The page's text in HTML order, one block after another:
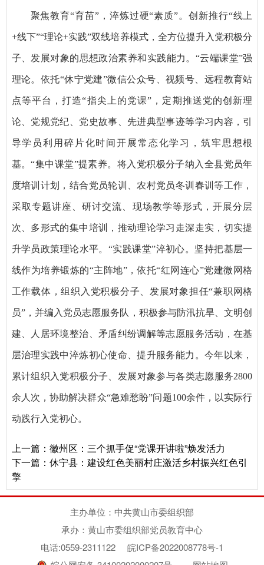
聚焦教育“育苗”，淬炼过硬“素质”。创新推行“线上
+线下”“理论+实践”双线培养模式，全方位提升入党积极分
子、发展对象的思想政治素养和实践能力。“云端课堂”强
理论。依托“休宁党建”微信公众号、视频号、远程教育站
点等平台，打造“指尖上的党课”，定期推送党的创新理
论、党规党纪、党史故事、先进典型事迹等学习内容，引
导学员利用碎片化时间开展常态化学习，筑牢思想根
基。“集中课堂”提素养。将入党积极分子纳入全县党员年
度培训计划，结合党员轮训、农村党员冬训春训等工作，
采取专题讲座、研讨交流、现场教学等形式，开展分层
次、多形式的集中培训，推动理论学习走深走实，切实提
升学员政策理论水平。“实践课堂”淬初心。坚持把基层一
线作为培养锻炼的“主阵地”，依托“红网连心”党建微网格
工作载体，组织入党积极分子、发展对象担任“兼职网格
员”，并编入党员志愿服务队，积极参与防汛抗旱、文明创
建、人居环境整治、矛盾纠纷调解等志愿服务活动，在基
层治理实践中淬炼初心使命、提升服务能力。今年以来，
累计组织入党积极分子、发展对象参与各类志愿服务2800
余人次，协助解决群众“急难愁盼”问题100余件，以实际行
动践行入党初心。
上一篇： 徽州区：三个抓手促“党课开讲啦”焕发活力
下一篇： 休宁县：建设红色美丽村庄激活乡村振兴红色引
擎
主办单位：中共黄山市委组织部
承办：黄山市委组织部党员教育中心
电话:0559-2311122
皖ICP备2022008778号-1